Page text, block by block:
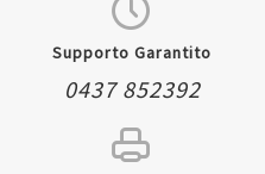
Supporto Garantito
0437 852392